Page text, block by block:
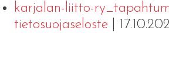
karjalan-liitto-
tietosuojaseloste|